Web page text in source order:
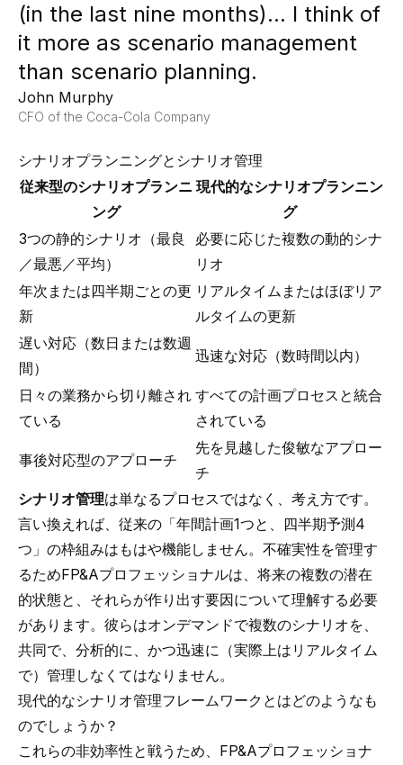
(in the last nine months)... I think of
it more as scenario management
than scenario planning.
John Murphy
CFO of the Coca-Cola Company
シナリオプランニングとシナリオ管理
従来型のシナリオプランニ
ング
現代的なシナリオプランニン
グ
3つの静的シナリオ（最良
／最悪／平均）
必要に応じた複数の動的シナ
リオ
年次または四半期ごとの更
新
リアルタイムまたはほぼリア
ルタイムの更新
遅い対応（数日または数週
間）
迅速な対応（数時間以内）
日々の業務から切り離され
ている
すべての計画プロセスと統合
されている
事後対応型のアプローチ
先を見越した俊敏なアプロー
チ
シナリオ管理は単なるプロセスではなく、考え方です。
言い換えれば、従来の「年間計画1つと、四半期予測4
つ」の枠組みはもはや機能しません。不確実性を管理す
るためFP&Aプロフェッショナルは、将来の複数の潜在
的状態と、それらが作り出す要因について理解する必要
があります。彼らはオンデマンドで複数のシナリオを、
共同で、分析的に、かつ迅速に（実際上はリアルタイム
で）管理しなくてはなりません。
現代的なシナリオ管理フレームワークとはどのようなも
のでしょうか？
これらの非効率性と戦うため、FP&Aプロフェッショナ